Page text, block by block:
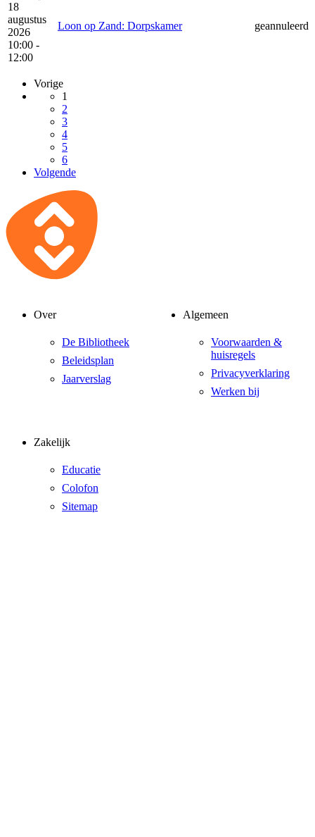
18
augustus
2026
10:00 -
12:00
Loon op Zand: Dorpskamer geannuleerd
Vorige
1
2
3
4
5
6
Volgende
Over
De Bibliotheek
Beleidsplan
Jaarverslag
Algemeen
Voorwaarden &
huisregels
Privacyverklaring
Werken bij
Zakelijk
Educatie
Colofon
Sitemap